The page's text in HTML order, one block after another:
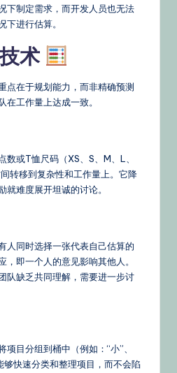
下制定需求，而开发人员也无法
下进行估算。
术
点在于规划能力，而非精确预测
在工作量上达成一致。
数或T恤尺码（XS、S、M、L、
转移到复杂性和工作量上。它降
就难度展开坦诚的讨论。
人同时选择一张代表自己估算的
，即一个人的意见影响其他人。
队缺乏共同理解，需要进一步讨
目分组到桶中（例如：“小”、
够快速分类和整理项目，而不会陷